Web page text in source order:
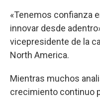
«Tenemos confianza
innovar desde
vicepresidente de la
North America.
Mientras muchos
crecimiento continuo